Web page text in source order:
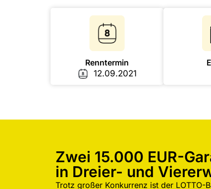
Renntermin
12.09.2021
Zwei 15.000 EUR-
in Dreier- und
Trotz großer Konkurrenz ist der LOTTO-